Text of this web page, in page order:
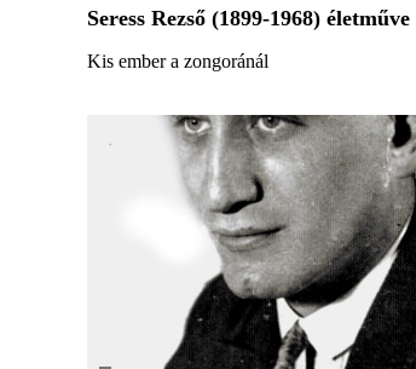
Seress Rezső (1899-1968) életműve
Kis ember a zongoránál